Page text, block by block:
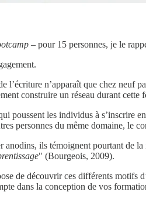
– pour 15 personnes, je le
l’écriture n’apparaît que chez neuf
construire un réseau durant
poussent les individus à s’inscrire
personnes du même domaine, le
anodins, ils témoignent pourtant de
" (Bourgeois, 2009).
de découvrir ces différents motifs
dans la conception de vos